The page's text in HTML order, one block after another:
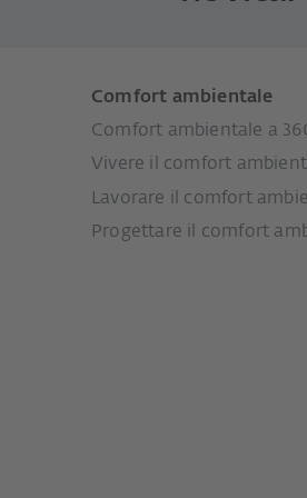
Comfort ambientale
Comfort ambientale a
Vivere il comfort
Lavorare il comfort
Progettare il comfort